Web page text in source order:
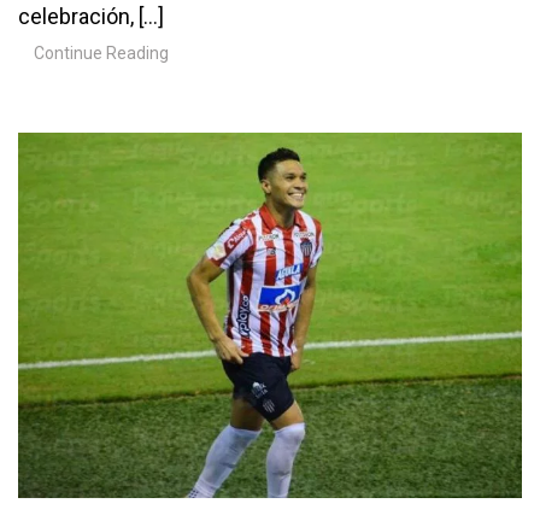
celebración, […]
Continue Reading